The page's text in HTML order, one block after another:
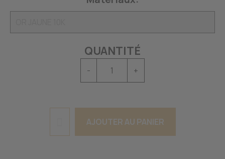
QUANTITÉ
- +
AJOUTER AU PANIER